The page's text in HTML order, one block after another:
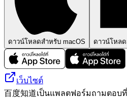
ดาวน์โหลดสำหรับ macOS ดาวน์โหลด
เว็บไซต์
百度知道เป็นแพลตฟอร์มถามตอบ